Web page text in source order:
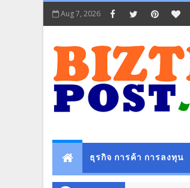
Aug 7, 2026
ธุรกิจ การค้า การลงทุน